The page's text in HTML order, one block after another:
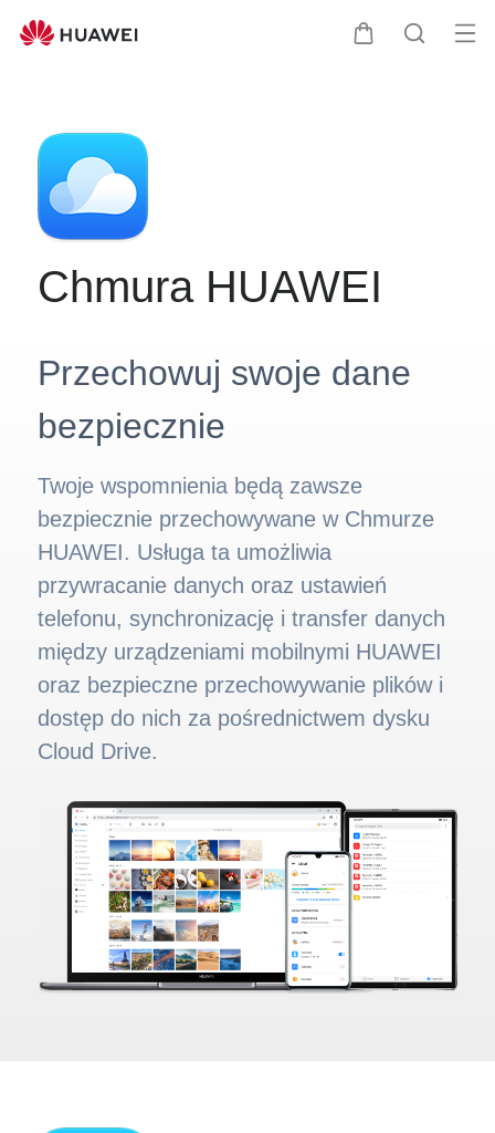
Mobile
Polska
Chmura HUAWEI
Przechowuj swoje dane
bezpiecznie
Twoje wspomnienia będą zawsze
bezpiecznie przechowywane w Chmurze
HUAWEI. Usługa ta umożliwia
przywracanie danych oraz ustawień
telefonu, synchronizację i transfer danych
między urządzeniami mobilnymi HUAWEI
oraz bezpieczne przechowywanie plików i
dostęp do nich za pośrednictwem dysku
Cloud Drive.